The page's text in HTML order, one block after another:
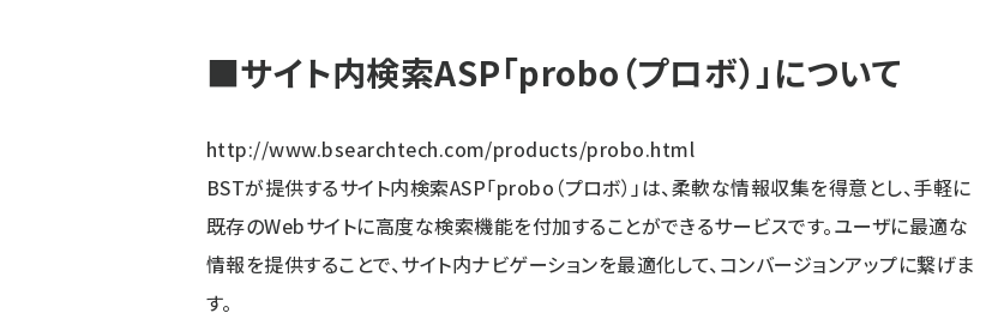
■サイト内検索ASP「probo（プロボ）」について
http://www.bsearchtech.com/products/probo.html
BSTが提供するサイト内検索ASP「probo（プロボ）」は、柔軟な情報収集を得意とし、手軽に
既存のWebサイトに高度な検索機能を付加することができるサービスです。ユーザに最適な
情報を提供することで、サイト内ナビゲーションを最適化して、コンバージョンアップに繋げま
す。